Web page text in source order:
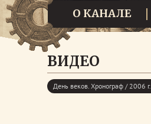
О КАНАЛЕ
ВИДЕО
День веков. Хронограф / 2006 г.